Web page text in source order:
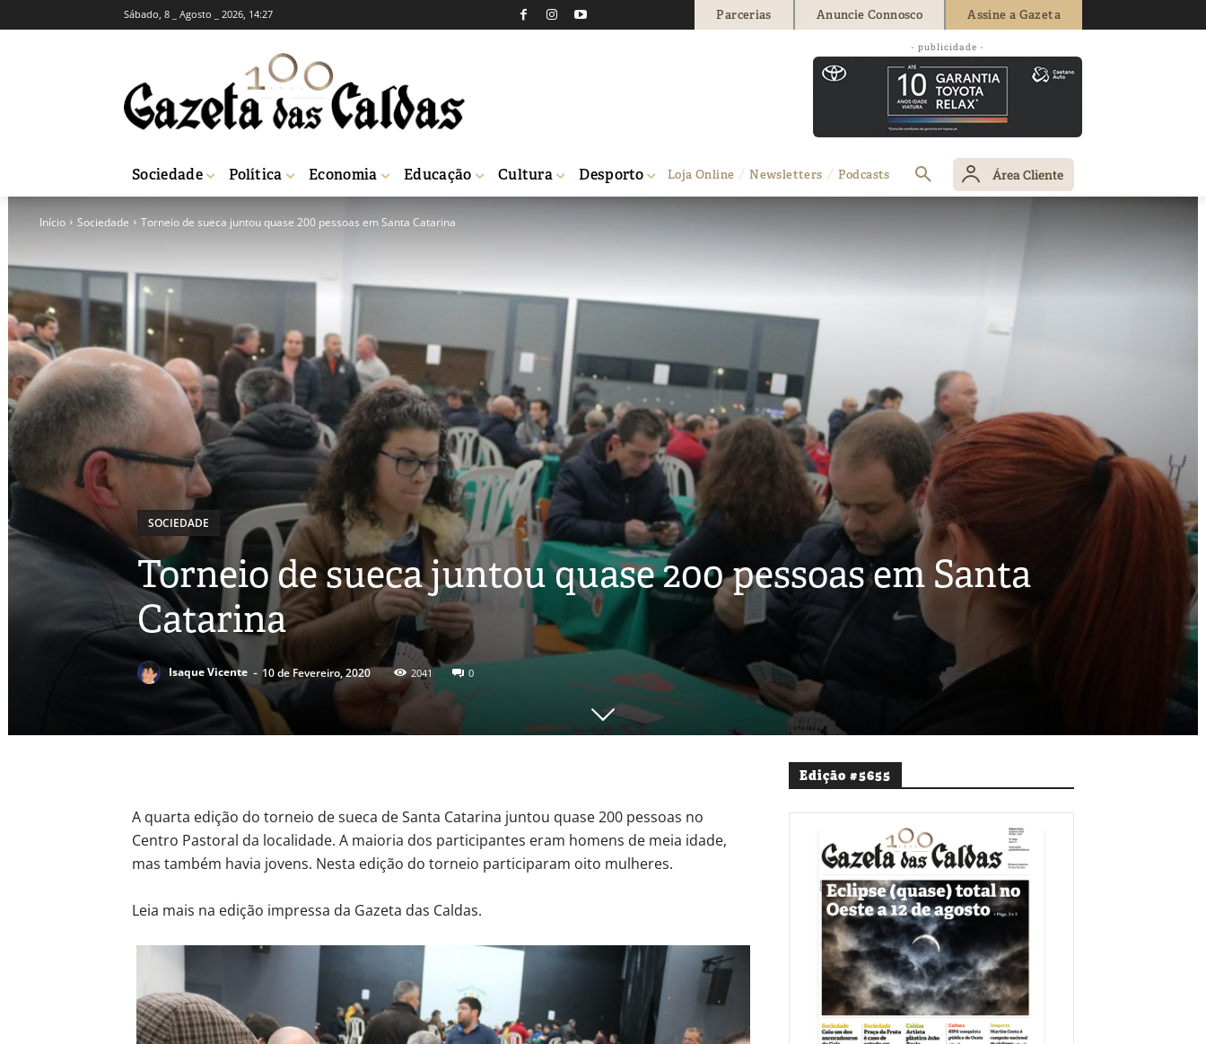
Sábado, 8 _ Agosto _ 2026, 14:27 Parcerias Anuncie Connosco Assine a Gazeta
- publicidade -
Sociedade Política Economia Educação Cultura Desporto Loja Online Newsletters Podcasts Área Cliente
Início Sociedade Torneio de sueca juntou quase 200 pessoas em Santa Catarina
SOCIEDADE
Torneio de sueca juntou quase 200 pessoas em Santa
Catarina
Isaque Vicente - 10 de Fevereiro, 2020 2041 0
A quarta edição do torneio de sueca de Santa Catarina juntou quase 200 pessoas no
Centro Pastoral da localidade. A maioria dos participantes eram homens de meia idade,
mas também havia jovens. Nesta edição do torneio participaram oito mulheres.
Leia mais na edição impressa da Gazeta das Caldas.
Edição #5655